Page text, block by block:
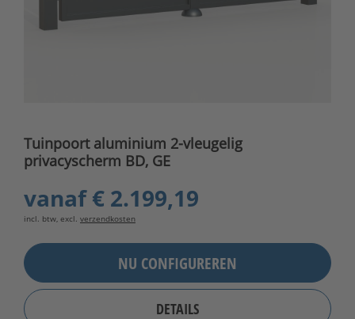
Tuinpoort aluminium 2-vleugelig
privacyscherm BD, GE
vanaf€ 2.199,19
incl. btw, excl. verzendkosten
NU CONFIGUREREN
DETAILS